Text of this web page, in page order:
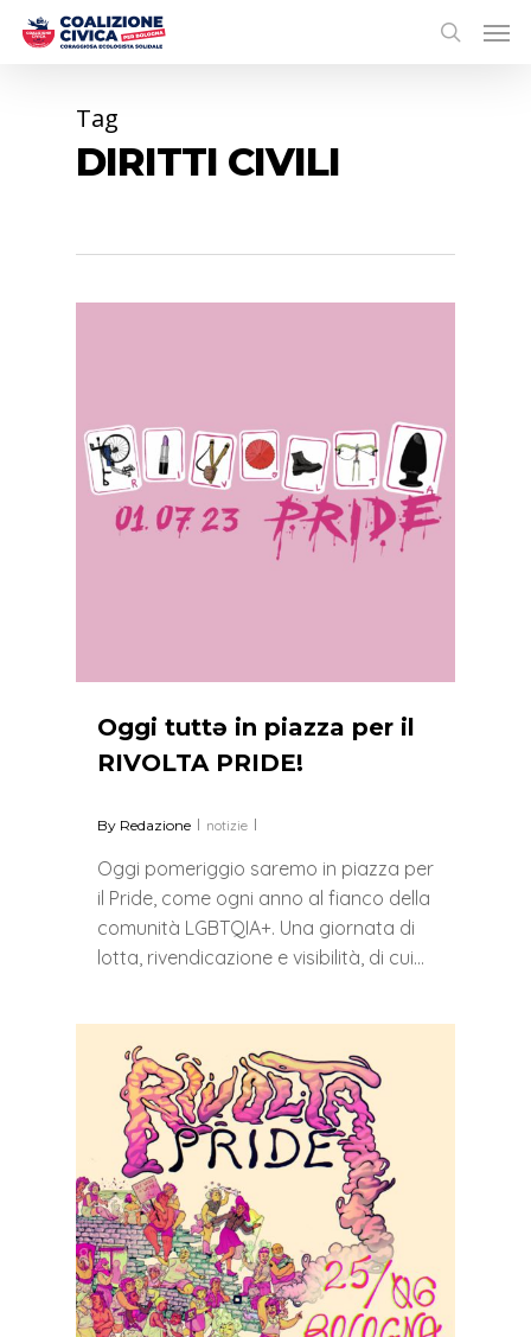
Tag
DIRITTI CIVILI
Oggi tuttə in piazza per il
RIVOLTA PRIDE!
By Redazione notizie
Oggi pomeriggio saremo in piazza per
il Pride, come ogni anno al fianco della
comunità LGBTQIA+. Una giornata di
lotta, rivendicazione e visibilità, di cui…